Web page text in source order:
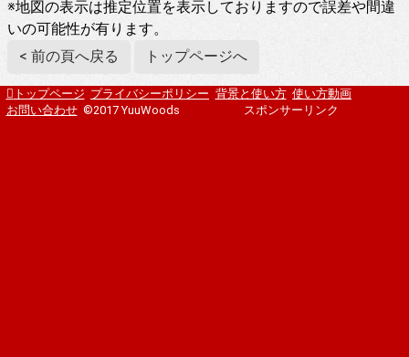
※地図の表示は推定位置を表示しておりますので誤差や間違
いの可能性が有ります。
< 前の頁へ戻る
トップページへ
トップページ プライバシーポリシー 背景と使い方 使い方動画
お問い合わせ ©2017 YuuWoods スポンサーリンク